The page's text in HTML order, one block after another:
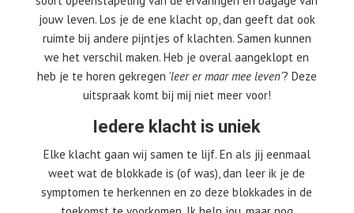
jouw leven. Los je de ene klacht op, dan geeft dat ook
ruimte bij andere pijntjes of klachten. Samen kunnen
we het verschil maken. Heb je overal aangeklopt en
heb je te horen gekregen 'leer er maar mee leven'? Deze
uitspraak komt bij mij niet meer voor!
Iedere klacht is uniek
Elke klacht gaan wij samen te lijf. En als jij eenmaal
weet wat de blokkade is (of was), dan leer ik je de
symptomen te herkennen en zo deze blokkades in de